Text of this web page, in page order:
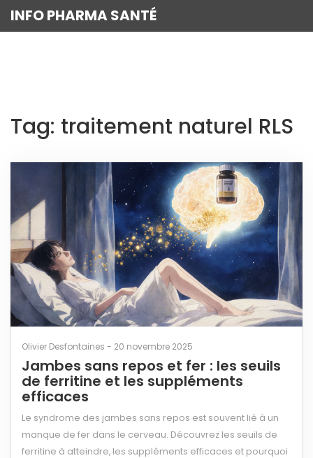
INFO PHARMA SANTÉ
Tag: traitement naturel RLS
Olivier Desfontaines - 20 novembre 2025
Jambes sans repos et fer : les seuils
de ferritine et les suppléments
efficaces
Le syndrome des jambes sans repos est souvent lié à un
manque de fer dans le cerveau. Découvrez les seuils de
ferritine à atteindre, les suppléments efficaces et pourquoi